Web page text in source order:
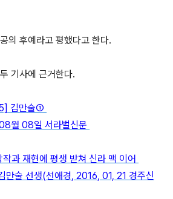
의 후예라고 평했다고 한다.
기사에 근거한다.
김만술①
월 08일 서라벌신문
과 재현에 평생 받쳐 신라 맥 이어
만술 선생(선애경, 2016, 01, 21 경주신